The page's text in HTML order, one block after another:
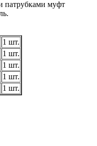
патрубками муфт
1 шт.
1 шт.
1 шт.
1 шт.
1 шт.